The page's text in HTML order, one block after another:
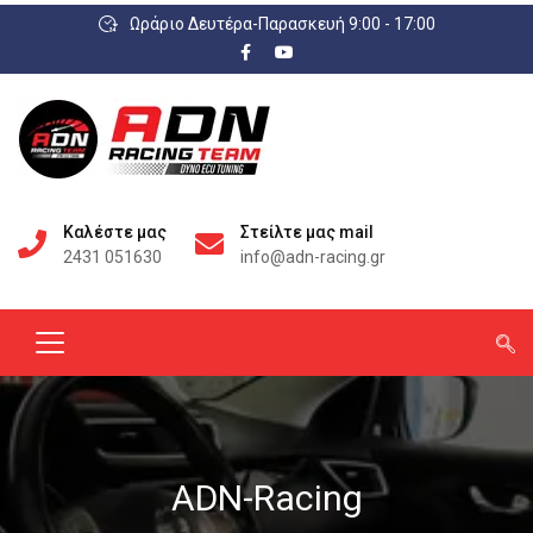
Ωράριο Δευτέρα-Παρασκευή 9:00 - 17:00
Καλέστε μας
2431 051630
Στείλτε μας mail
info@adn-racing.gr
ADN-Racing